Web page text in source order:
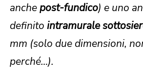
anchepost-fundico) e uno
definito intramurale
mm (solo due dimensioni,
perché…).